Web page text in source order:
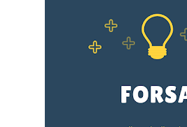
دورات تدريبية